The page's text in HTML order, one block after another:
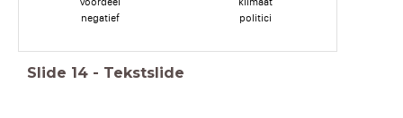
negatief
politici
Slide 14 - Tekstslide